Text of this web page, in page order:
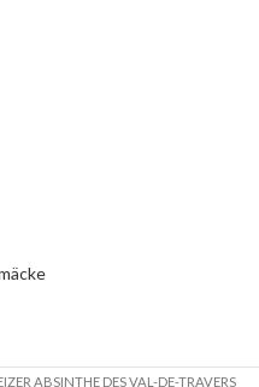
ABSINTHE DES VAL-DE-TRAVERS